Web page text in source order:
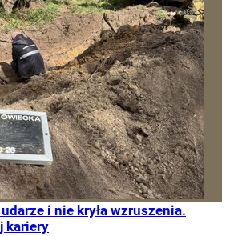
i nie kryła wzruszenia.
kariery